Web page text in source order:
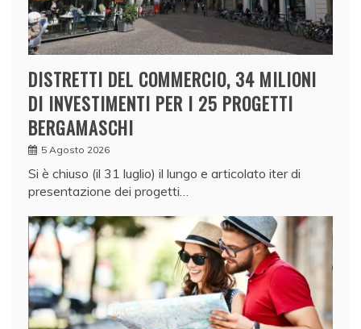
DISTRETTI DEL COMMERCIO, 34 MILIONI
DI INVESTIMENTI PER I 25 PROGETTI
BERGAMASCHI
5 Agosto 2026
Si è chiuso (il 31 luglio) il lungo e articolato iter di
presentazione dei progetti…